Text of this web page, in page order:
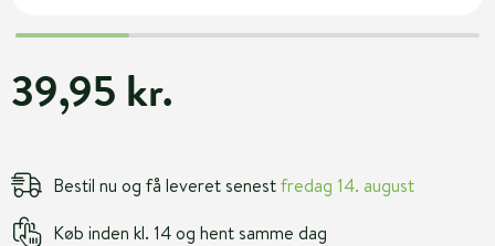
39,95 kr.
Bestil nu og få leveret senestfredag 14. august
Køb inden kl. 14 og hent samme dag